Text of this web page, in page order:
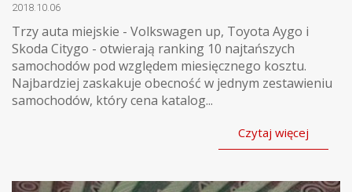
2018.10.06
Trzy auta miejskie - Volkswagen up, Toyota Aygo i
Skoda Citygo - otwierają ranking 10 najtańszych
samochodów pod względem miesięcznego kosztu.
Najbardziej zaskakuje obecność w jednym zestawieniu
samochodów, który cena katalog...
Czytaj więcej